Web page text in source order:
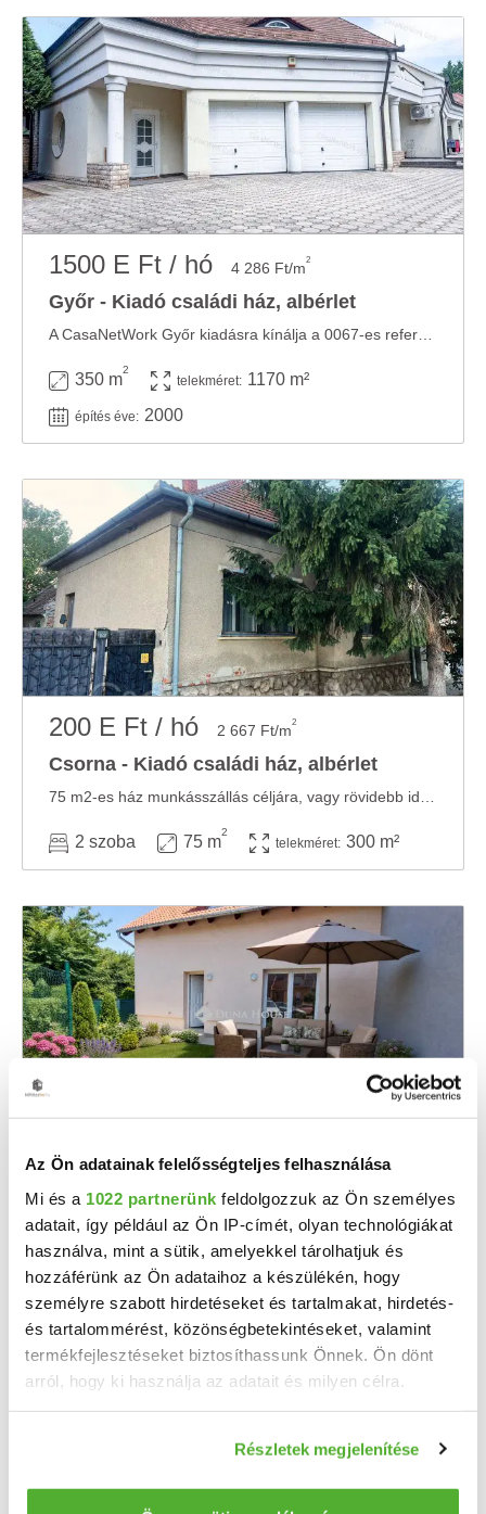
Az Ön adatainak felelősségteljes felhasználása
Mi és a 1022 partnerünk feldolgozzuk az Ön személyes
adatait, így például az Ön IP-címét, olyan technológiákat
használva, mint a sütik, amelyekkel tárolhatjuk és
hozzáférünk az Ön adataihoz a készülékén, hogy
személyre szabott hirdetéseket és tartalmakat, hirdetés-
és tartalommérést, közönségbetekintéseket, valamint
termékfejlesztéseket biztosíthassunk Önnek. Ön dönt
arról, hogy ki használja az adatait és milyen célra.
Információgyűjtés az Ön földrajzi elhelyezkedéséről
pár méteres pontossággal
Részletek megjelenítése
1500 E Ft / hó 4 286 Ft/m2
Győr - Kiadó családi ház, albérlet
350 m
2
telekméret: 1170 m²
építés éve: 2000
200 E Ft / hó 2 667 Ft/m2
Csorna - Kiadó családi ház, albérlet
2 szoba 75 m
2
telekméret: 300 m²
272 E Ft / hó 3 679 Ft/m
Sopron - Kiadó sorház, albérlet
Sopronban KIADÓ: nappali, plusz két szobás, kertes sorház, elsősorban pároknak. Fontos! A ...
3 szoba 74 m
2
telekméret: 30 m² építés éve: 2023